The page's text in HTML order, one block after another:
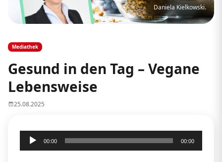
Daniela Kielkowski.
Mediathek
Gesund in den Tag – Vegane
Lebensweise
25.08.2025
Audio-
Player
00:00 00:00